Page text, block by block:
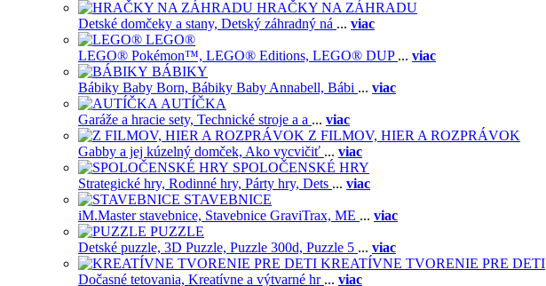
HRAČKY NA ZÁHRADU
Detské domčeky a stany, Detský záhradný ná ... viac
LEGO®
LEGO® Pokémon™, LEGO® Editions, LEGO® DUP ... viac
BÁBIKY
Bábiky Baby Born, Bábiky Baby Annabell, Bábi ... viac
AUTÍČKA
Garáže a hracie sety, Technické stroje a a ... viac
Z FILMOV, HIER A ROZPRÁVOK
Gabby a jej kúzelný domček, Ako vycvičiť ... viac
SPOLOČENSKÉ HRY
Strategické hry, Rodinné hry, Párty hry, Dets ... viac
STAVEBNICE
iM.Master stavebnice, Stavebnice GraviTrax, ME ... viac
PUZZLE
Detské puzzle, 3D Puzzle, Puzzle 300d, Puzzle 5 ... viac
KREATÍVNE TVORENIE PRE DETI
Dočasné tetovania, Kreatívne a výtvarné hr ... viac